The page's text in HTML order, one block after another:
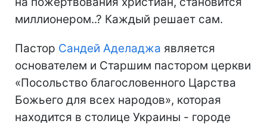
миллионером..? Каждый решает сам.
Пастор Сандей Аделаджа является
основателем и Старшим пастором церкви
«Посольство благословенного Царства
Божьего для всех народов», которая
находится в столице Украины - городе